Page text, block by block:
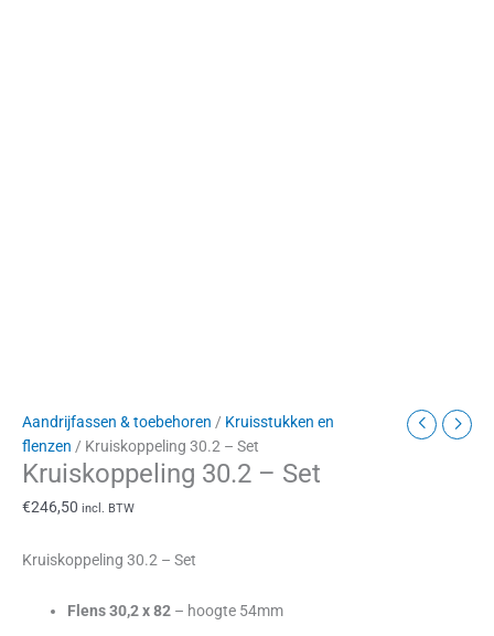
Aandrijfassen & toebehoren / Kruisstukken en
flenzen / Kruiskoppeling 30.2 – Set
Kruiskoppeling 30.2 – Set
€246,50 incl. BTW
Kruiskoppeling 30.2 – Set
Flens 30,2 x 82 – hoogte 54mm